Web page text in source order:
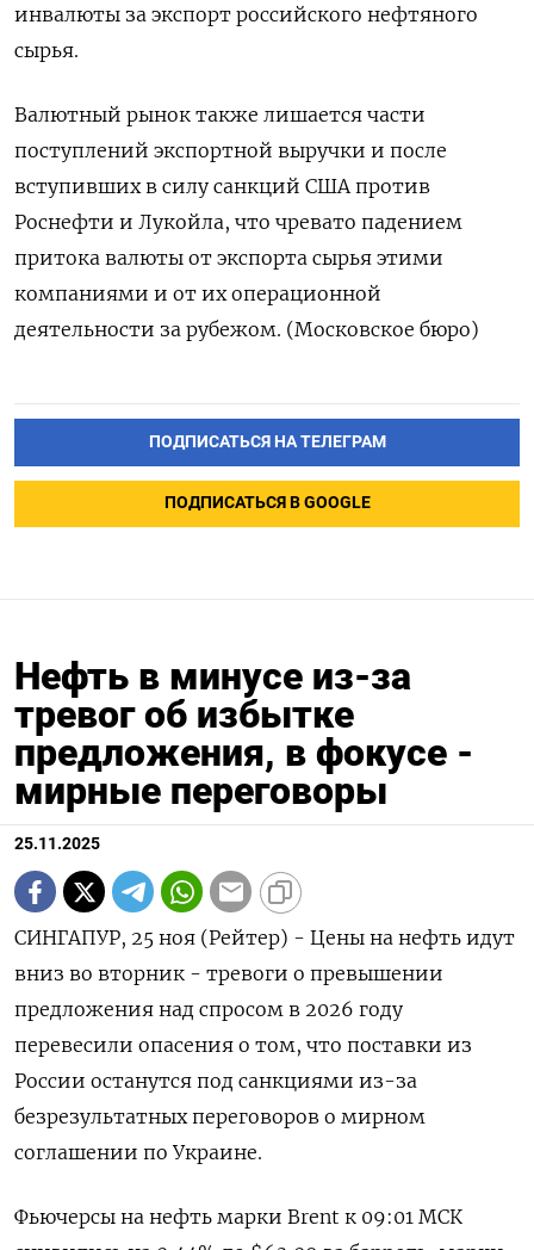
инвалюты за экспорт российского нефтяного
сырья.
Валютный рынок также лишается части
поступлений экспортной выручки и после
вступивших в силу санкций США против
Роснефти и Лукойла, что чревато падением
притока валюты от экспорта сырья этими
компаниями и от их операционной
деятельности за рубежом. (Московское бюро)
ПОДПИСАТЬСЯ НА ТЕЛЕГРАМ
ПОДПИСАТЬСЯ В GOOGLE
Нефть в минусе из-за
тревог об избытке
предложения, в фокусе -
мирные переговоры
25.11.2025
СИНГАПУР, 25 ноя (Рейтер) - Цены на нефть идут
вниз во вторник - тревоги о превышении
предложения над спросом в 2026 году
перевесили опасения о том, что поставки из
России останутся под санкциями из-за
безрезультатных переговоров о мирном
соглашении по Украине.
Фьючерсы на нефть марки Brent к 09:01 МСК